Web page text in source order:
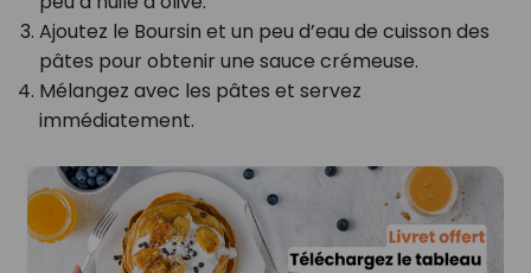
Ajoutez le Boursin et un peu d’eau de cuisson des
pâtes pour obtenir une sauce crémeuse.
Mélangez avec les pâtes et servez
immédiatement.